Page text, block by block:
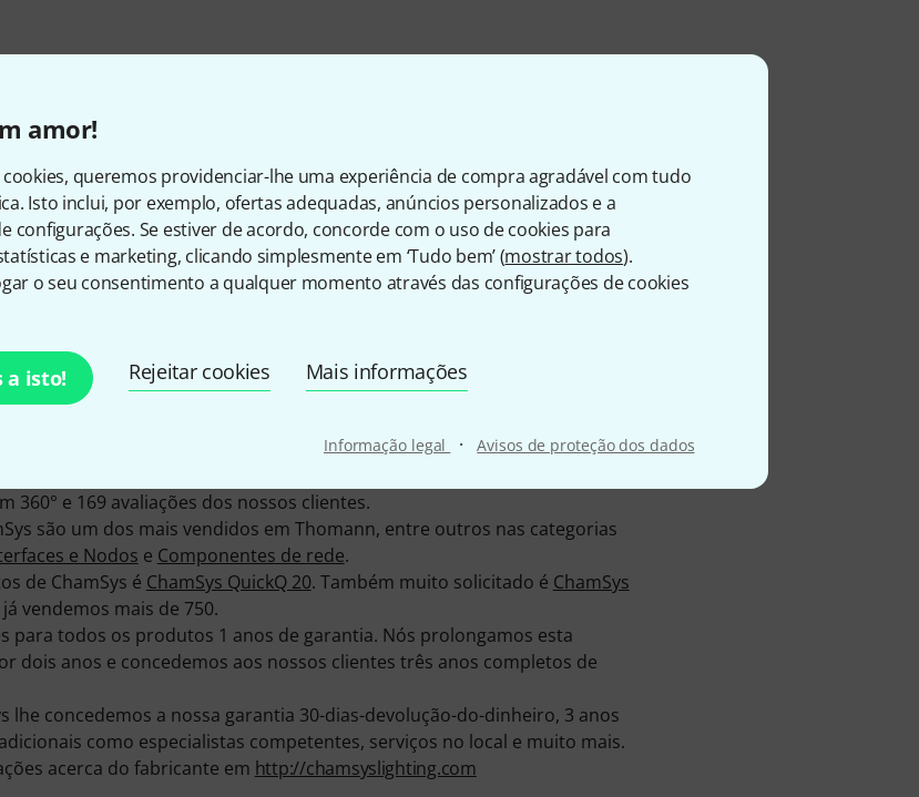
amor!
cookies, queremos providenciar-lhe uma experiência de compra agradável com tudo
Isto inclui, por exemplo, ofertas adequadas, anúncios personalizados e a
configurações. Se estiver de acordo, concorde com o uso de cookies para
e marketing, clicando simplesmente em ‘Tudo bem’ (mostrar todos).
o seu consentimento a qualquer momento através das configurações de cookies
a isto! Rejeitar cookies Mais informações
Informação legal · Avisos de proteção dos dados
Sobre ChamSys
EM STOCK Ø DISPONIBILIDADE
88.58% (1 ano)
- dos quais 32 se encontram disponíveis no armazém e 3 ofertas no
18 anos vendemos produtos de ChamSys.
em casa sobre os produtos ChamSys, encontrará connosco
testes e opiniões sobre produtos ChamSys - entre eles 568 Fotos de
360° e 169 avaliações dos nossos clientes.
são um dos mais vendidos em Thomann, entre outros nas categorias
e Nodos e Componentes de rede.
de ChamSys é ChamSys QuickQ 20. Também muito solicitado é ChamSys
vendemos mais de 750.
para todos os produtos 1 anos de garantia. Nós prolongamos esta
dois anos e concedemos aos nossos clientes três anos completos de
lhe concedemos a nossa garantia 30-dias-devolução-do-dinheiro, 3 anos
como especialistas competentes, serviços no local e muito mais.
acerca do fabricante em http://chamsyslighting.com